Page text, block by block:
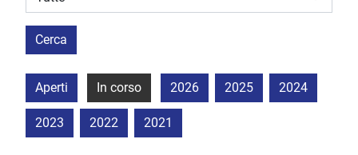
Cerca
Aperti In corso 2026 2025 2024
2023 2022 2021